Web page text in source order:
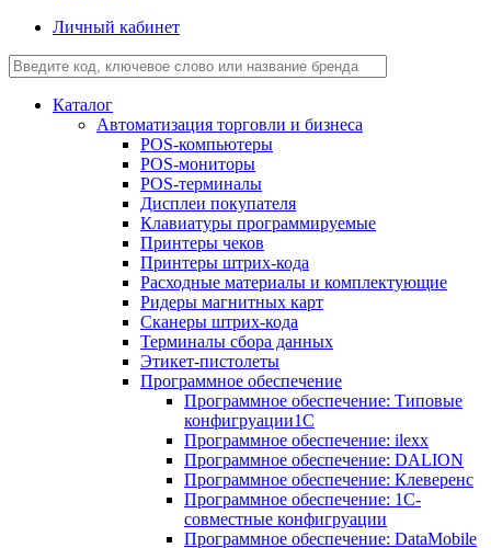
Личный кабинет
Каталог
Автоматизация торговли и бизнеса
POS-компьютеры
POS-мониторы
POS-терминалы
Дисплеи покупателя
Клавиатуры программируемые
Принтеры чеков
Принтеры штрих-кода
Расходные материалы и комплектующие
Ридеры магнитных карт
Сканеры штрих-кода
Терминалы сбора данных
Этикет-пистолеты
Программное обеспечение
Программное обеспечение: Типовые
конфигруации1С
Программное обеспечение: ilexx
Программное обеспечение: DALION
Программное обеспечение: Клеверенс
Программное обеспечение: 1С-
совместные конфигруации
Программное обеспечение: DataMobile